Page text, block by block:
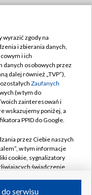
wyrazić zgody na
i zbierania danych,
i ich
danych osobowych przez
dalej również „TVP”),
Zaufanych
(w tym do
zainteresowań i
wskazujemy poniżej, a
PPID do Google.
przez Ciebie naszych
w tym informacje
cookie, sygnalizatory
świadczenie
serwisu